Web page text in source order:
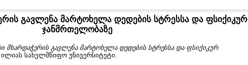
გავლენა მარტოხელა დედების სტრესსა და ფსიქიკურ
ჯანმრთელობაზე
მხარდაჭერის გავლენა მარტოხელა დედების სტრესსა და ფსიქიკურ
სახელმწიფო უნივერსიტეტი.